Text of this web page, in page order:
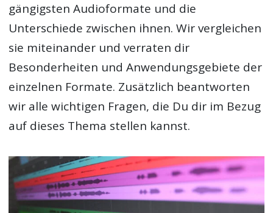
gängigsten Audioformate und die
Unterschiede zwischen ihnen. Wir vergleichen
sie miteinander und verraten dir
Besonderheiten und Anwendungsgebiete der
einzelnen Formate. Zusätzlich beantworten
wir alle wichtigen Fragen, die Du dir im Bezug
auf dieses Thema stellen kannst.